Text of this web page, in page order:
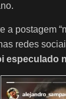
a postagem
redes
especulado